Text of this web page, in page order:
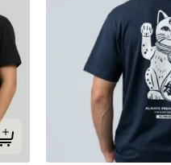
Tilføj til kurv